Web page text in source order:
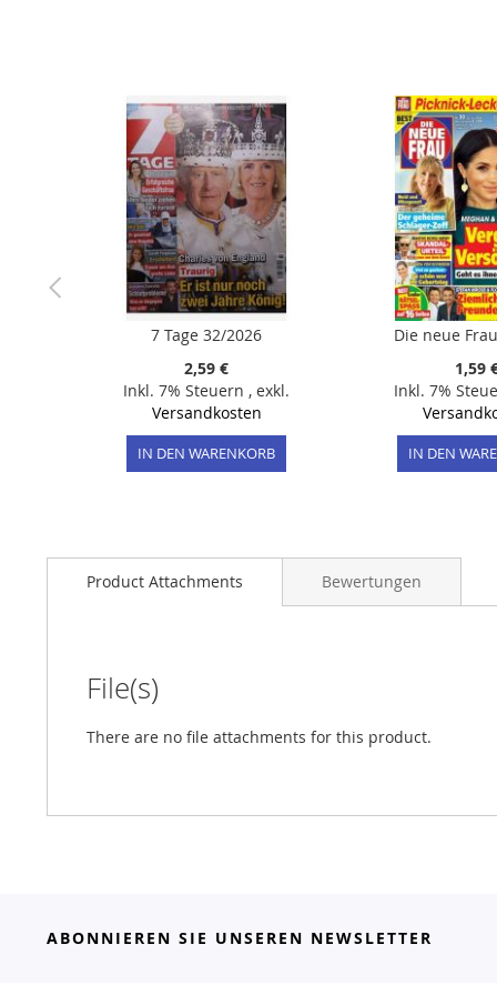
7 Tage 32/2026
2,59 €
Inkl. 7% Steuern , exkl.
Versandkosten
IN DEN WARENKORB
Die neue
1,59
Inkl. 7%
IN DEN
Product Attachments
File(s)
There are no file attachments for this product.
Bewertungen
ABONNIEREN SIE UNSEREN NEWSLETTER